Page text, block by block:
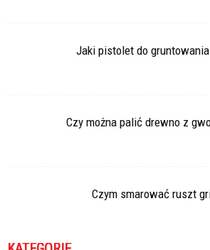
Jaki pistolet do
Czy można palić drewno z
Czym smarować ruszt